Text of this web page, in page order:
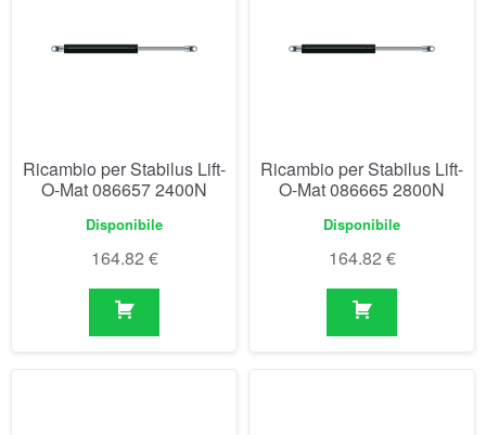
Ricambio per Stabilus Lift-
O-Mat 086657 2400N
Disponibile
164.82 €
Ricambio per Stabilus Lift-
O-Mat 086665 2800N
Disponibile
164.82 €